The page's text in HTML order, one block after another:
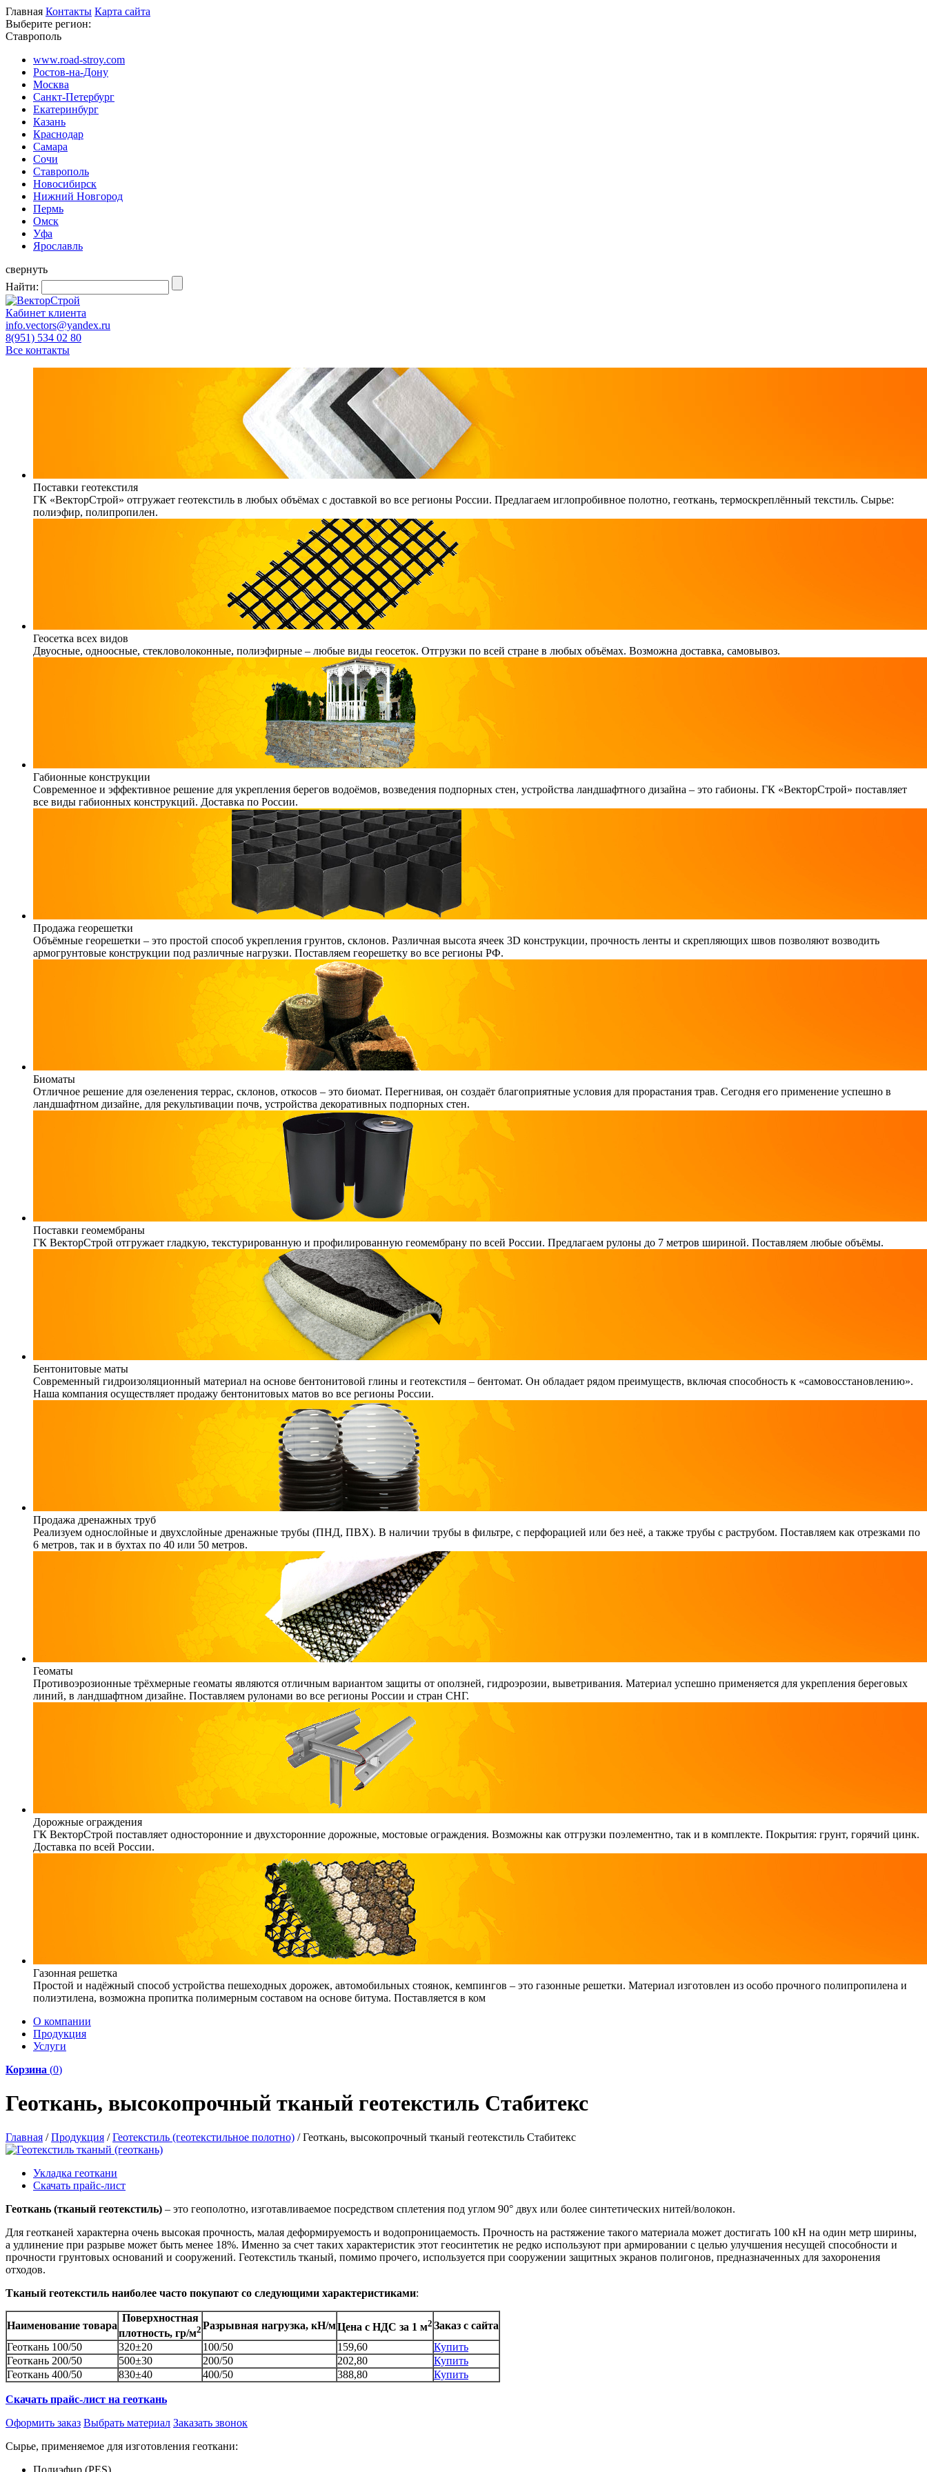
Главная Контакты Карта сайта
Выберите регион:
Ставрополь
www.road-stroy.com
Ростов-на-Дону
Москва
Санкт-Петербург
Екатеринбург
Казань
Краснодар
Самара
Сочи
Ставрополь
Новосибирск
Нижний Новгород
Пермь
Омск
Уфа
Ярославль
свернуть
Найти:
Кабинет клиента
info.vectors@yandex.ru
8(951) 534 02 80
Все контакты
Поставки геотекстиля
ГК «ВекторСтрой» отгружает геотекстиль в любых объёмах с доставкой во все регионы России. Предлагаем иглопробивное полотно, геоткань, термоскреплённый текстиль. Сырье:
полиэфир, полипропилен.
Геосетка всех видов
Двуосные, одноосные, стекловолоконные, полиэфирные – любые виды геосеток. Отгрузки по всей стране в любых объёмах. Возможна доставка, самовывоз.
Габионные конструкции
Современное и эффективное решение для укрепления берегов водоёмов, возведения подпорных стен, устройства ландшафтного дизайна – это габионы. ГК «ВекторСтрой» поставляет
все виды габионных конструкций. Доставка по России.
Продажа георешетки
Объёмные георешетки – это простой способ укрепления грунтов, склонов. Различная высота ячеек 3D конструкции, прочность ленты и скрепляющих швов позволяют возводить
армогрунтовые конструкции под различные нагрузки. Поставляем георешетку во все регионы РФ.
Биоматы
Отличное решение для озеленения террас, склонов, откосов – это биомат. Перегнивая, он создаёт благоприятные условия для прорастания трав. Сегодня его применение успешно в
ландшафтном дизайне, для рекультивации почв, устройства декоративных подпорных стен.
Поставки геомембраны
ГК ВекторСтрой отгружает гладкую, текстурированную и профилированную геомембрану по всей России. Предлагаем рулоны до 7 метров шириной. Поставляем любые объёмы.
Бентонитовые маты
Современный гидроизоляционный материал на основе бентонитовой глины и геотекстиля – бентомат. Он обладает рядом преимуществ, включая способность к «самовосстановлению».
Наша компания осуществляет продажу бентонитовых матов во все регионы России.
Продажа дренажных труб
Реализуем однослойные и двухслойные дренажные трубы (ПНД, ПВХ). В наличии трубы в фильтре, с перфорацией или без неё, а также трубы с раструбом. Поставляем как отрезками по
6 метров, так и в бухтах по 40 или 50 метров.
Геоматы
Противоэрозионные трёхмерные геоматы являются отличным вариантом защиты от оползней, гидроэрозии, выветривания. Материал успешно применяется для укрепления береговых
линий, в ландшафтном дизайне. Поставляем рулонами во все регионы России и стран СНГ.
Дорожные ограждения
ГК ВекторСтрой поставляет односторонние и двухсторонние дорожные, мостовые ограждения. Возможны как отгрузки поэлементно, так и в комплекте. Покрытия: грунт, горячий цинк.
Доставка по всей России.
Газонная решетка
Простой и надёжный способ устройства пешеходных дорожек, автомобильных стоянок, кемпингов – это газонные решетки. Материал изготовлен из особо прочного полипропилена и
полиэтилена, возможна пропитка полимерным составом на основе битума. Поставляется в ком
О компании
Продукция
Услуги
Корзина (0)
Геоткань, высокопрочный тканый геотекстиль Стабитекс
Главная / Продукция / Геотекстиль (геотекстильное полотно) / Геоткань, высокопрочный тканый геотекстиль Стабитекс
Укладка геоткани
Скачать прайс-лист
Геоткань (тканый геотекстиль) – это геополотно, изготавливаемое посредством сплетения под углом 90° двух или более синтетических нитей/волокон.
Для геотканей характерна очень высокая прочность, малая деформируемость и водопроницаемость. Прочность на растяжение такого материала может достигать 100 кН на один метр ширины,
а удлинение при разрыве может быть менее 18%. Именно за счет таких характеристик этот геосинтетик не редко используют при армировании с целью улучшения несущей способности и
прочности грунтовых оснований и сооружений. Геотекстиль тканый, помимо прочего, используется при сооружении защитных экранов полигонов, предназначенных для захоронения
отходов.
Тканый геотекстиль наиболее часто покупают со следующими характеристиками:
Наименование товара
Поверхностная
плотность, гр/м2 Разрывная нагрузка, кН/мЦена с НДС за 1 м2 Заказ с сайта
Геоткань 100/50
320±20 100/50 159,60
Купить
Геоткань 200/50
500±30 200/50 202,80
Купить
Геоткань 400/50
830±40 400/50 388,80 Купить
Скачать прайс-лист на геоткань
Оформить заказ Выбрать материал Заказать звонок
Сырье, применяемое для изготовления геоткани:
Полиэфир (PES)